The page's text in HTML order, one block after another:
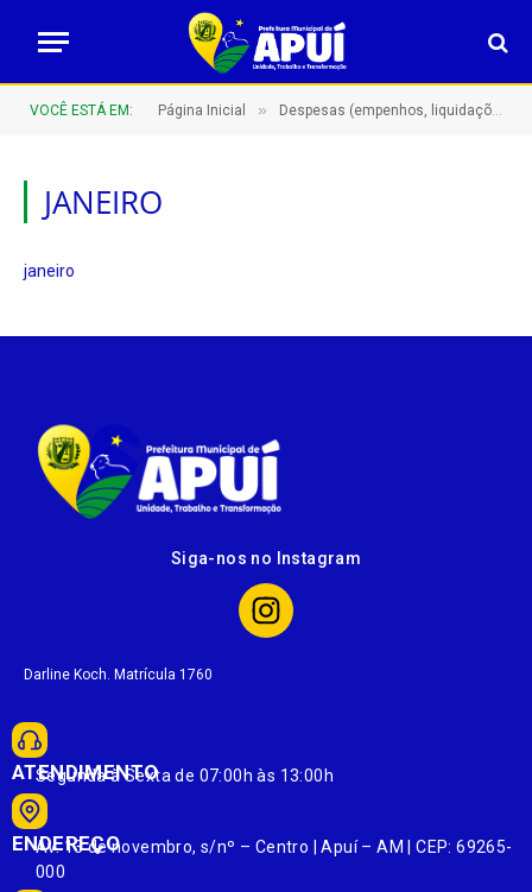
VOCÊ ESTÁ EM: Página Inicial » Despesas (empenhos, liquidações e pagamentos)
JANEIRO
janeiro
Siga-nos no Instagram
Darline Koch. Matrícula 1760
ATENDIMENTO
Segunda à Sexta de 07:00h às 13:00h
ENDEREÇO
Av. 13 de novembro, s/nº – Centro | Apuí – AM | CEP: 69265-
000